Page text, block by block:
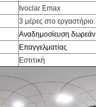
Ivoclar Emax
3 μέρες στο εργαστήριο.
Αναδημοσίευση δωρεάν
Επαγγελματίας
Εστιτική